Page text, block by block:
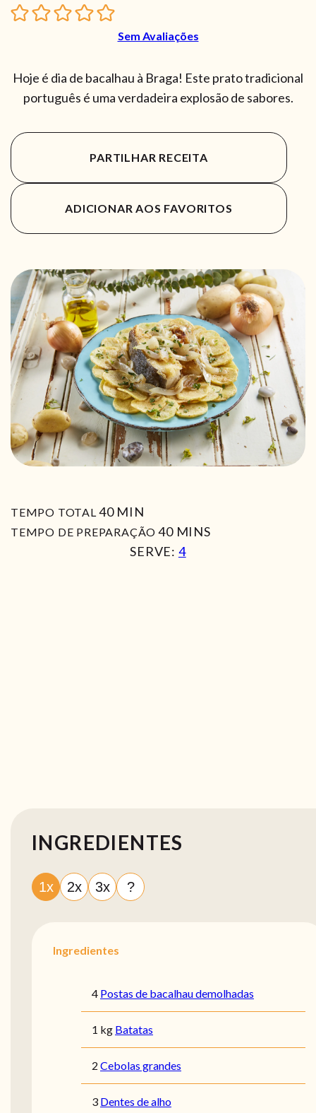
Sem Avaliações
Hoje é dia de bacalhau à Braga! Este prato tradicional
português é uma verdadeira explosão de sabores.
PARTILHAR RECEITA
ADICIONAR AOS FAVORITOS
TEMPO TOTAL 40MIN
MIN
TEMPO DE PREPARAÇÃO 40MIN
MINS
SERVE: 4
INGREDIENTES
1x 2x 3x ?
Ingredientes
4 Postas de bacalhau demolhadas
1 kg Batatas
2 Cebolas grandes
3 Dentes de alho